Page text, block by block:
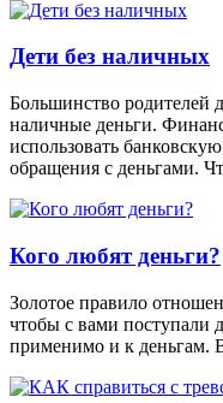
Дети без наличных
Большинство родителей
наличные деньги.
использовать
обращения с деньгами.
Кого любят деньги?
Золотое правило
чтобы с вами поступали
применимо и к деньгам.